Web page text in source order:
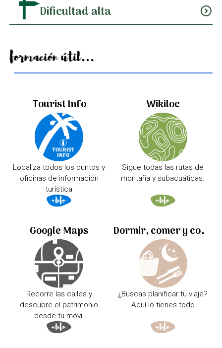
Dificultad alta expand_circle_down
Información útil...
Tourist Info
Localiza todos los puntos y
oficinas de información
turística
Wikiloc
Sigue todas las rutas de
montaña y subacuáticas.
Google Maps
Recorre las calles y
descubre el patrimonio
desde tu móvil
Dormir, comer y comprar
¿Buscas planificar tu viaje?
Aquí lo tienes todo